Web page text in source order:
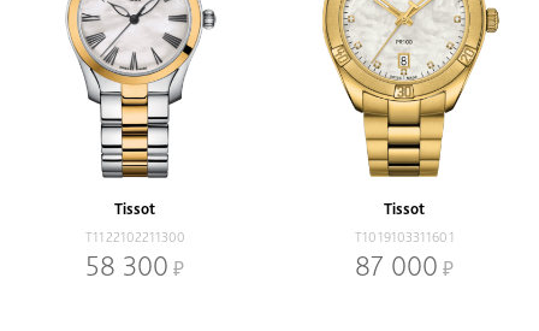
Tissot
T1122102211300
58 300
Tissot
T1019103311601
87 000